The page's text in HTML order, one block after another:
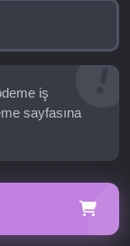
iş
sayfasına